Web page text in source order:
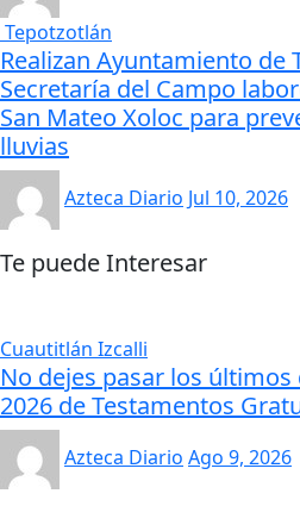
Tepotzotlán
Realizan Ayuntamiento de
Secretaría del Campo
San Mateo Xoloc para
lluvias
Azteca Diario Jul 10, 2026
Te puede Interesar
Cuautitlán Izcalli
No dejes pasar los últimos
2026 de Testamentos
Azteca Diario Ago 9, 2026